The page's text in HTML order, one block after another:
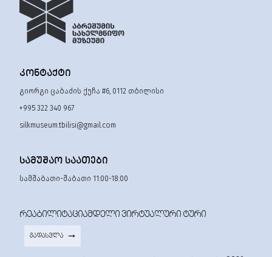
ᲙᲝᲜᲢᲐᲥᲢᲘ
გიორგი ცაბაძის ქუჩა #6, 0112 თბილისი
+995 322 340 967
silkmuseum.tbilisi@gmail.com
ᲡᲐᲛᲣᲨᲐᲝ ᲡᲐᲐᲗᲔᲑᲘ
სამშაბათი-შაბათი 11:00-18:00
ᲠᲔᲐᲑᲘᲚᲘᲢᲐᲪᲘᲐᲛᲓᲔᲚᲘ ᲕᲘᲠᲢᲣᲐᲚᲣᲠᲘ ᲢᲣᲠᲘ
ᲒᲐᲓᲐᲡᲕᲚᲐ